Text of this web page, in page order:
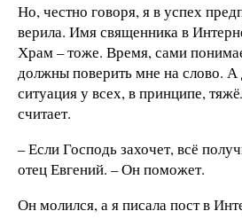
Но, честно говоря, я в успех
верила. Имя священника в
Храм – тоже. Время, сами
должны поверить мне на слово.
ситуация у всех, в принципе,
считает.
– Если Господь захочет, всё
отец Евгений. – Он поможет.
Он молился, а я писала пост в